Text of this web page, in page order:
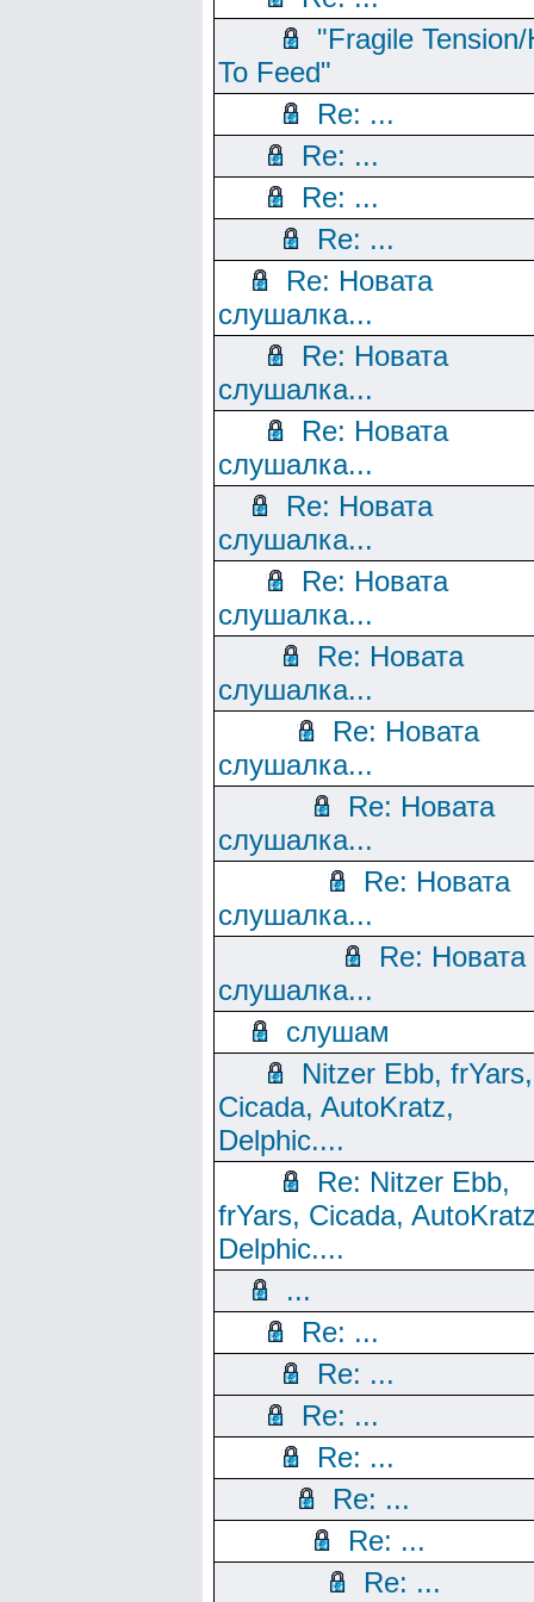
"Fragile Tension/
To Feed"
Re: ...
Re: ...
Re: ...
Re: ...
Re: Новата
слушалка...
Re: Новата
слушалка...
Re: Новата
слушалка...
Re: Новата
слушалка...
Re: Новата
слушалка...
Re: Новата
слушалка...
Re: Новата
слушалка...
Re: Новата
слушалка...
Re: Новата
слушалка...
Re: Новата
слушалка...
слушам
Nitzer Ebb, frYars,
Cicada, AutoKratz,
Delphic....
Re: Nitzer Ebb,
frYars, Cicada,
Delphic....
...
Re: ...
Re: ...
Re: ...
Re: ...
Re: ...
Re: ...
Re: ...